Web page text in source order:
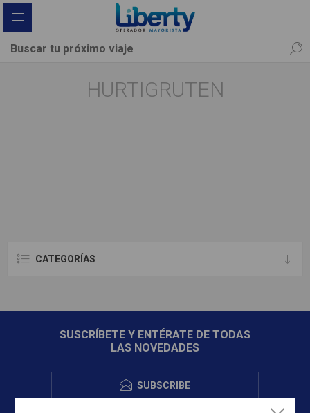
HURTIGRUTEN
CATEGORÍAS
SUSCRÍBETE Y ENTÉRATE DE TODAS
LAS NOVEDADES
SUBSCRIBE